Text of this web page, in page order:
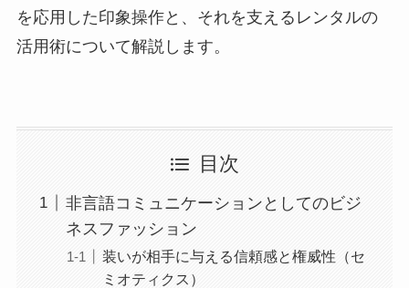
を応用した印象操作と、それを支えるレンタルの
活用術について解説します。
目次
非言語コミュニケーションとしてのビジ
ネスファッション
装いが相手に与える信頼感と権威性（セ
ミオティクス）